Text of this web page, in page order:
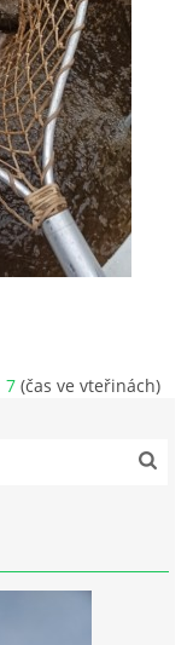
SVAZU
7 (čas ve vteřinách)